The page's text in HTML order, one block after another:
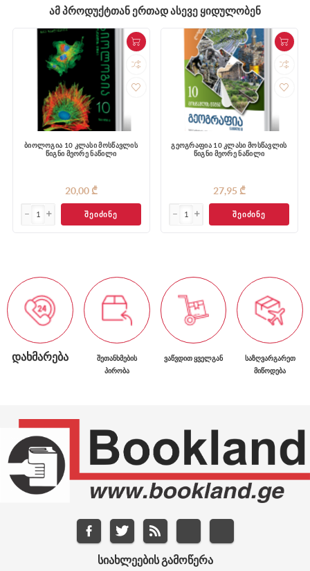
ᲐᲛ ᲞᲠᲝᲓᲣᲥᲢᲗᲐᲜ ᲔᲠᲗᲐᲓ ᲐᲡᲔᲕᲔ ᲧᲘᲓᲣᲚᲝᲑᲔᲜ
ბიოლოგია 10 კლასი მოსწავლის
წიგნი მეორე ნაწილი
20,00 ₾
ᲨᲔᲘᲫᲘᲜᲔ
გეოგრაფია 10 კლასი მოსწავლის
წიგნი მეორე ნაწილი
27,95 ₾
ᲨᲔᲘᲫᲘᲜᲔ
ᲓᲐᲮᲛᲐᲠᲔᲑᲐ
ᲨᲔᲗᲐᲜᲮᲛᲔᲑᲘᲡ
ᲞᲘᲠᲝᲑᲐ
ᲕᲐᲬᲕᲓᲘᲗ ᲧᲕᲔᲚᲒᲐᲜ
ᲡᲐᲖᲦᲕᲐᲠᲒᲐᲠᲔᲗ
ᲛᲘᲬᲝᲓᲔᲑᲐ
ᲡᲘᲐᲮᲚᲔᲔᲑᲘᲡ ᲒᲐᲛᲝᲬᲔᲠᲐ